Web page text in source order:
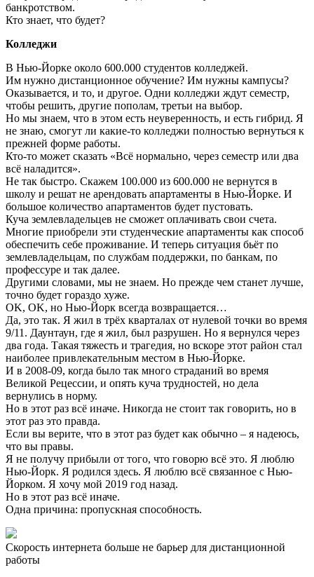
банкротством.
Кто знает, что будет?
Колледжи
В Нью-Йорке около 600.000 студентов колледжей.
Им нужно дистанционное обучение? Им нужны кампусы?
Оказывается, и то, и другое. Одни колледжи ждут семестр,
чтобы решить, другие пополам, третьи на выбор.
Но мы знаем, что в этом есть неуверенность, и есть гибрид. Я
не знаю, смогут ли какие-то колледжи полностью вернуться к
прежней форме работы.
Кто-то может сказать «Всё нормально, через семестр или два
всё наладится».
Не так быстро. Скажем 100.000 из 600.000 не вернутся в
школу и решат не арендовать апартаменты в Нью-Йорке. И
большое количество апартаментов будет пустовать.
Куча землевладельцев не сможет оплачивать свои счета.
Многие приобрели эти студенческие апартаменты как способ
обеспечить себе проживание. И теперь ситуация бьёт по
землевладельцам, по службам поддержки, по банкам, по
профессуре и так далее.
Другими словами, мы не знаем. Но прежде чем станет лучше,
точно будет гораздо хуже.
OK, OK, но Нью-Йорк всегда возвращается…
Да, это так. Я жил в трёх кварталах от нулевой точки во время
9/11. Даунтаун, где я жил, был разрушен. Но я вернулся через
два года. Такая тяжесть и трагедия, но вскоре этот район стал
наиболее привлекательным местом в Нью-Йорке.
И в 2008-09, когда было так много страданий во время
Великой Рецессии, и опять куча трудностей, но дела
вернулись в норму.
Но в этот раз всё иначе. Никогда не стоит так говорить, но в
этот раз это правда.
Если вы верите, что в этот раз будет как обычно – я надеюсь,
что вы правы.
Я не получу прибыли от того, что говорю всё это. Я люблю
Нью-Йорк. Я родился здесь. Я люблю всё связанное с Нью-
Йорком. Я хочу мой 2019 год назад.
Но в этот раз всё иначе.
Одна причина: пропускная способность.
Скорость интернета больше не барьер для дистанционной
работы